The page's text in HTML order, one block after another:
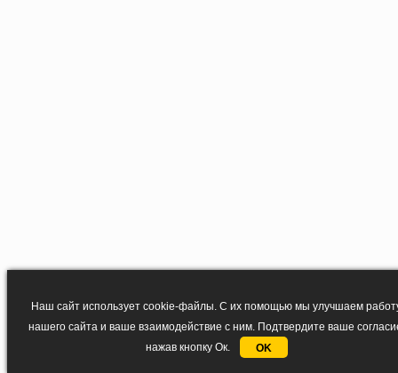
Наш сайт использует cookie-файлы. С их помощью мы улучшаем
нашего сайта и ваше взаимодействие с ним. Подтвердите ваше
нажав кнопку Ок.
OK